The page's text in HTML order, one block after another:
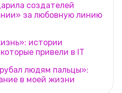
создателей
за любовную линию
истории
привели в IT
людям пальцы»‎‎:
в моей жизни